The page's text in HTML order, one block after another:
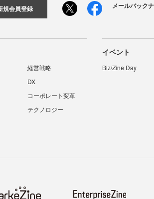
規会員登録 メールバック
経営戦略
DX
コーポレート変革
テクノロジー
イベント
Biz/Zine Day